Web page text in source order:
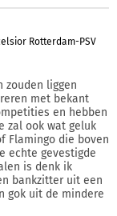
Rotterdam-PSV
zouden liggen
met bekant
en hebben
zal ook wat geluk
Flamingo die boven
echte gevestigde
is denk ik
bankzitter uit een
gok uit de mindere